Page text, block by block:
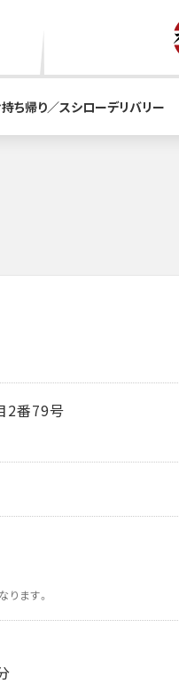
ち帰り／スシローデリバリー
2番79号
ます。